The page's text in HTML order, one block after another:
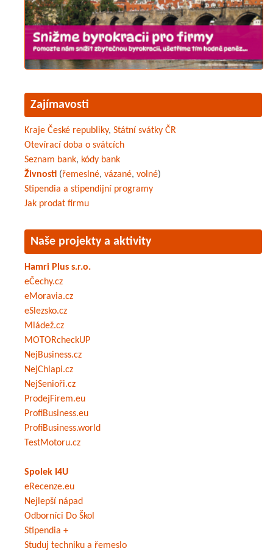
Zajímavosti
Kraje České republiky, Státní svátky ČR
Otevírací doba o svátcích
Seznam bank, kódy bank
Živnosti (řemeslné, vázané, volné)
Stipendia a stipendijní programy
Jak prodat firmu
Naše projekty a aktivity
Hamri Plus s.r.o.
eČechy.cz
eMoravia.cz
eSlezsko.cz
Mládež.cz
MOTORcheckUP
NejBusiness.cz
NejChlapi.cz
NejSenioři.cz
ProdejFirem.eu
ProfiBusiness.eu
ProfiBusiness.world
TestMotoru.cz
Spolek I4U
eRecenze.eu
Nejlepší nápad
Odborníci Do Škol
Stipendia +
Studuj techniku a řemeslo